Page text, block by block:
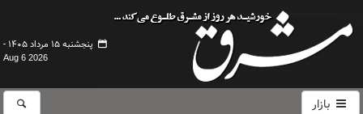
پنجشنبه ۱۵ مرداد ۱۴۰۵ -
Aug 6 2026
بازار